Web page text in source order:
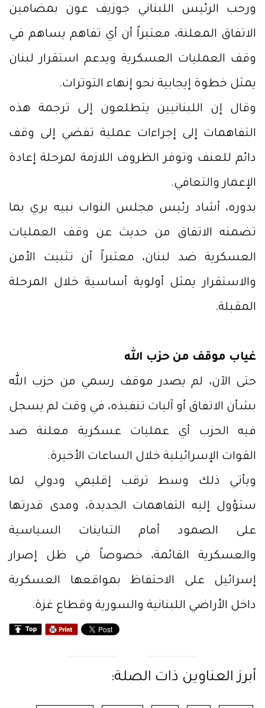
ورحب الرئيس اللبناني جوزيف عون بمضامين
الاتفاق المعلنة، معتبراً أن أي تفاهم يساهم في
وقف العمليات العسكرية ويدعم استقرار لبنان
يمثل خطوة إيجابية نحو إنهاء التوترات.
وقال إن اللبنانيين يتطلعون إلى ترجمة هذه
التفاهمات إلى إجراءات عملية تفضي إلى وقف
دائم للعنف وتوفر الظروف اللازمة لمرحلة إعادة
الإعمار والتعافي.
بدوره، أشاد رئيس مجلس النواب نبيه بري بما
تضمنه الاتفاق من حديث عن وقف العمليات
العسكرية ضد لبنان، معتبراً أن تثبيت الأمن
والاستقرار يمثل أولوية أساسية خلال المرحلة
المقبلة.
غياب موقف من حزب الله
حتى الآن، لم يصدر موقف رسمي من حزب الله
بشأن الاتفاق أو آليات تنفيذه، في وقت لم يسجل
فيه الحزب أي عمليات عسكرية معلنة ضد
القوات الإسرائيلية خلال الساعات الأخيرة.
ويأتي ذلك وسط ترقب إقليمي ودولي لما
ستؤول إليه التفاهمات الجديدة، ومدى قدرتها
على الصمود أمام التباينات السياسية
والعسكرية القائمة، خصوصاً في ظل إصرار
إسرائيل على الاحتفاظ بمواقعها العسكرية
داخل الأراضي اللبنانية والسورية وقطاع غزة.
أبرز العناوين ذات الصلة: